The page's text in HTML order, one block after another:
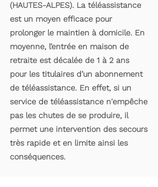
(HAUTES-ALPES). La téléassistance
est un moyen efficace pour
prolonger le maintien à domicile. En
moyenne, l’entrée en maison de
retraite est décalée de 1 à 2 ans
pour les titulaires d’un abonnement
de téléassistance. En effet, si un
service de téléassistance n'empêche
pas les chutes de se produire, il
permet une intervention des secours
très rapide et en limite ainsi les
conséquences.